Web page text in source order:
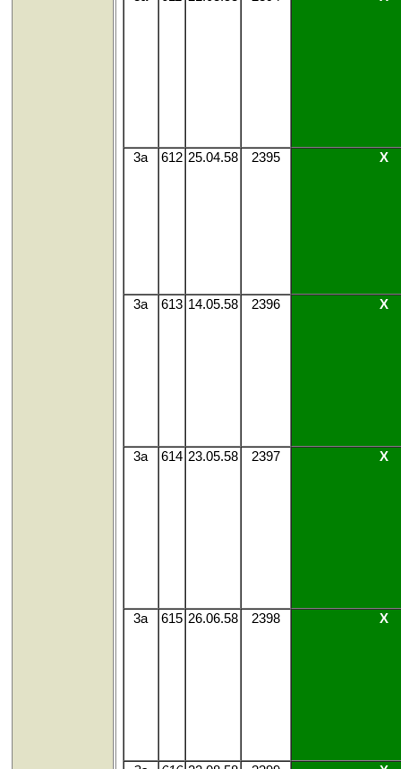
3a 612 25.04.58 2395 X
3a 613 14.05.58 2396 X
3a 614 23.05.58 2397 X
3a 615 26.06.58 2398 X